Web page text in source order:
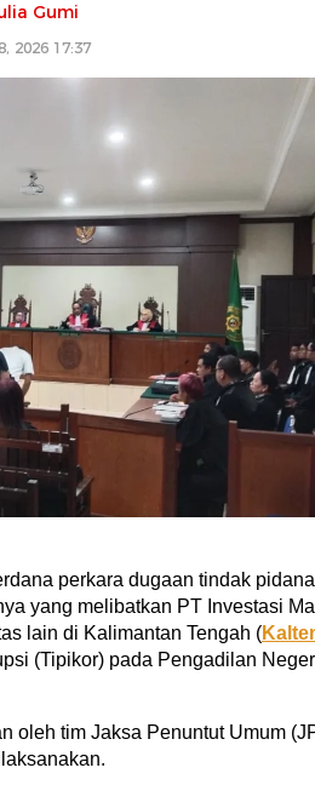
Gumi
2026 17:37
perkara dugaan tindak
yang melibatkan PT Investasi
lain di Kalimantan Tengah (
(Tipikor) pada Pengadilan
oleh tim Jaksa Penuntut Umum